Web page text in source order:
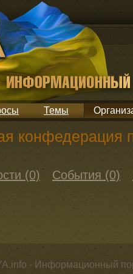
Темы
конфедерация
(0) События (0)
- Информационный